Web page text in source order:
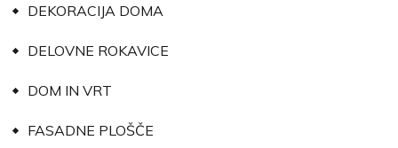
DEKORACIJA DOMA
DELOVNE ROKAVICE
DOM IN VRT
FASADNE PLOŠČE